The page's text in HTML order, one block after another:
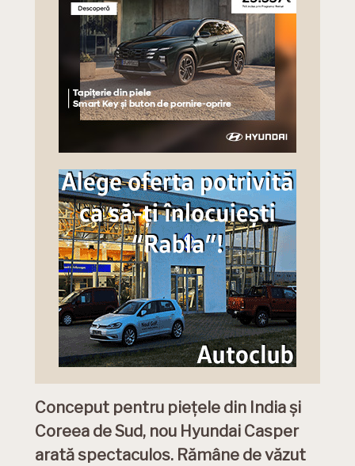
Conceput pentru piețele din India și
Coreea de Sud, nou Hyundai Casper
arată spectaculos. Rămâne de văzut